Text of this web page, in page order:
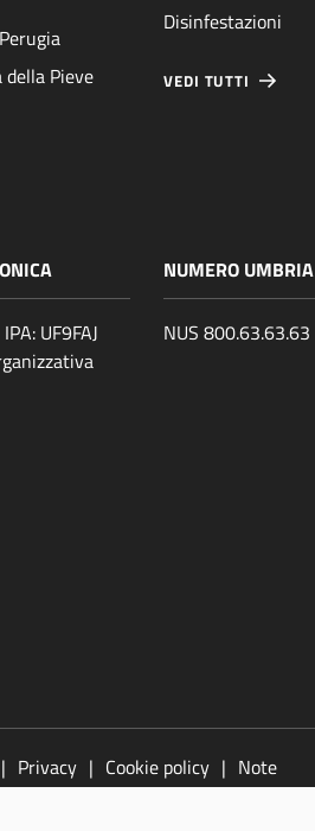
della Pieve
Disinfestazioni
VEDI TUTTI
UF9FAJ
NUMERO
NUS 800.63.63.63
Privacy Cookie policy
Note
un problema di